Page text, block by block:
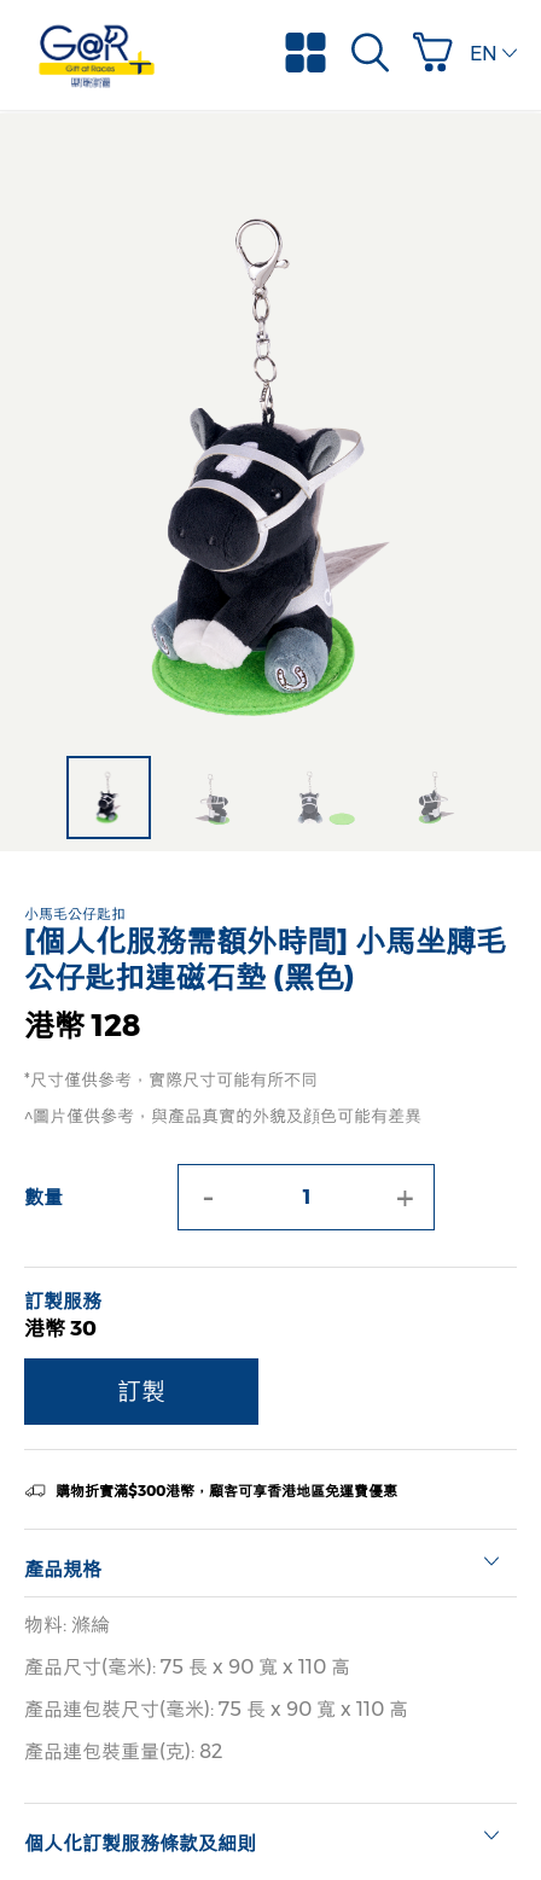
小馬毛公仔匙扣
[個人化服務需額外時間] 小馬坐膊毛
公仔匙扣連磁石墊 (黑色)
港幣 128
*尺寸僅供參考，實際尺寸可能有所不同
^圖片僅供參考，與產品真實的外貌及顔色可能有差異
數量 - +
訂製服務
港幣 30
訂製
購物折實滿$300港幣，顧客可享香港地區免運費優惠
產品規格
物料: 滌綸
產品尺寸(毫米): 75 長 x 90 寬 x 110 高
產品連包裝尺寸(毫米): 75 長 x 90 寬 x 110 高
產品連包裝重量(克): 82
個人化訂製服務條款及細則